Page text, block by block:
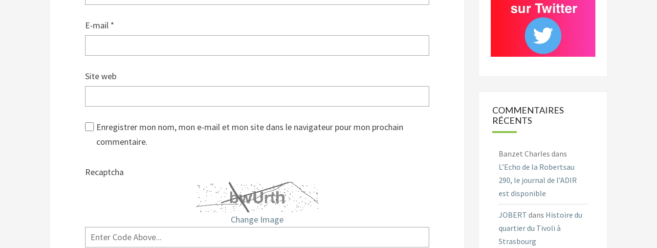
E-mail *
Site web
Enregistrer mon nom, mon e-mail et mon site dans le navigateur pour mon prochain
commentaire.
Recaptcha
Change Image
COMMENTAIRES
RÉCENTS
Banzet Charles dans
L’Echo de la Robertsau
290, le journal de l’ADIR
est disponible
JOBERT dans Histoire du
quartier du Tivoli à
Strasbourg